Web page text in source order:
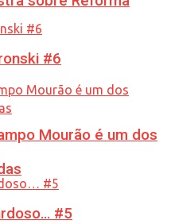
#6
Mourão é um dos
#5